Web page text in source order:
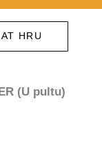
HRU
(U pultu)